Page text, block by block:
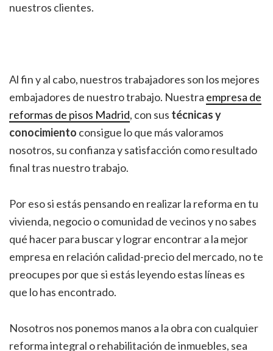
nuestros clientes.
Al fin y al cabo, nuestros trabajadores son los mejores
embajadores de nuestro trabajo. Nuestra empresa de
reformas de pisos Madrid, con sus técnicas y
conocimiento consigue lo que más valoramos
nosotros, su confianza y satisfacción como resultado
final tras nuestro trabajo.
Por eso si estás pensando en realizar la reforma en tu
vivienda, negocio o comunidad de vecinos y no sabes
qué hacer para buscar y lograr encontrar a la mejor
empresa en relación calidad-precio del mercado, no te
preocupes por que si estás leyendo estas líneas es
que lo has encontrado.
Nosotros nos ponemos manos a la obra con cualquier
reforma integral o rehabilitación de inmuebles, sea